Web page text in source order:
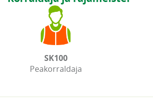
SK100
Peakorraldaja